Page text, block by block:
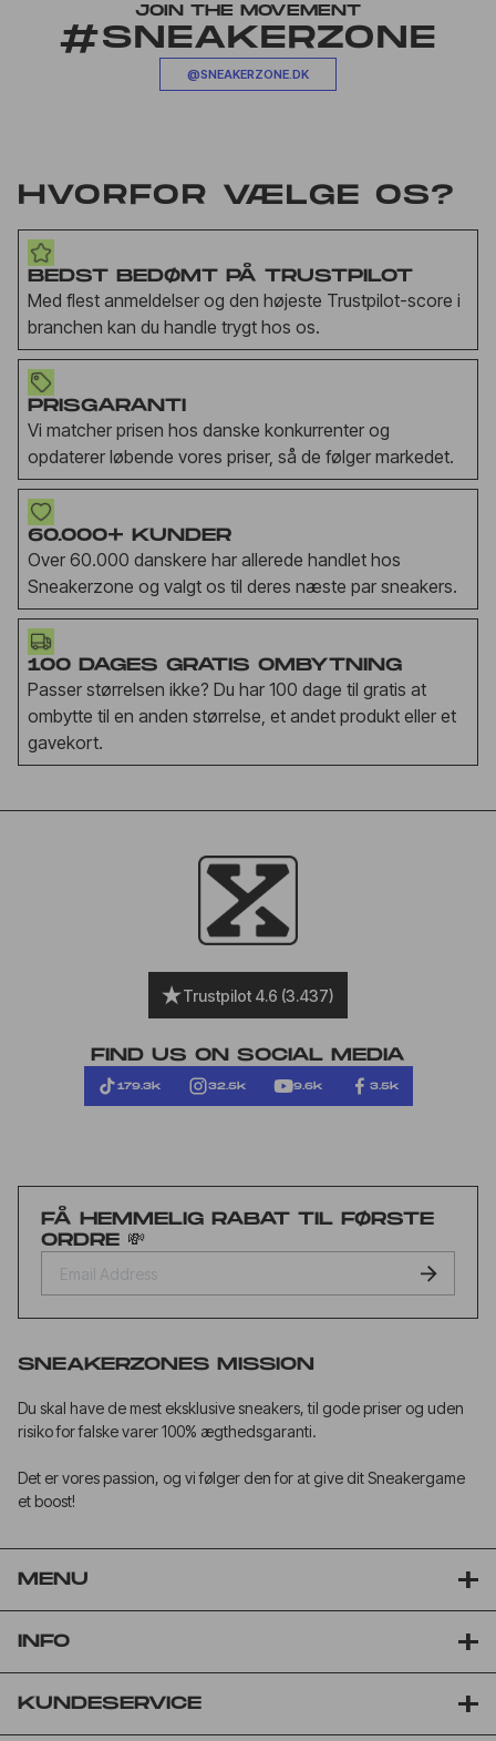
JOIN THE MOVEMENT
#SNEAKERZONE
@SNEAKERZONE.DK
HVORFOR VÆLGE OS?
BEDST BEDØMT PÅ TRUSTPILOT
Med flest anmeldelser og den højeste Trustpilot-score i
branchen kan du handle trygt hos os.
PRISGARANTI
Vi matcher prisen hos danske konkurrenter og
opdaterer løbende vores priser, så de følger markedet.
60.000+ KUNDER
Over 60.000 danskere har allerede handlet hos
Sneakerzone og valgt os til deres næste par sneakers.
100 DAGES GRATIS OMBYTNING
Passer størrelsen ikke? Du har 100 dage til gratis at
ombytte til en anden størrelse, et andet produkt eller et
gavekort.
Trustpilot 4.6 (3.437)
FIND US ON SOCIAL MEDIA
179.3k 32.5k 9.6k 3.5k
FÅ HEMMELIG RABAT TIL FØRSTE
ORDRE 💸
SNEAKERZONES MISSION
Du skal have de mest eksklusive sneakers, til gode priser og uden
risiko for falske varer 100% ægthedsgaranti.
Det er vores passion, og vi følger den for at give dit Sneakergame
et boost!
MENU
INFO
KUNDESERVICE